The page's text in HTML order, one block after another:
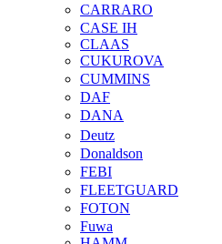
CARRARO
CASE IH
CLAAS
CUKUROVA
CUMMINS
DAF
DANA
Deutz
Donaldson
FEBI
FLEETGUARD
FOTON
Fuwa